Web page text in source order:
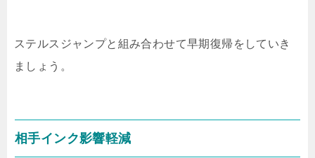
ステルスジャンプと組み合わせて早期復帰をしていき
ましょう。
相手インク影響軽減